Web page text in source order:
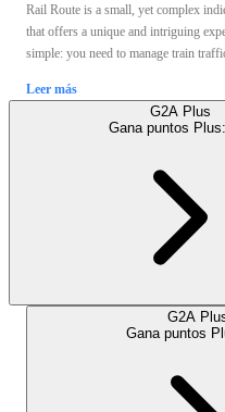
Rail Route is a small, yet complex
that offers a unique and intriguing
simple: you need to manage train
Leer más
G2A Plus
Gana puntos Plus:
G2A
Gana puntos